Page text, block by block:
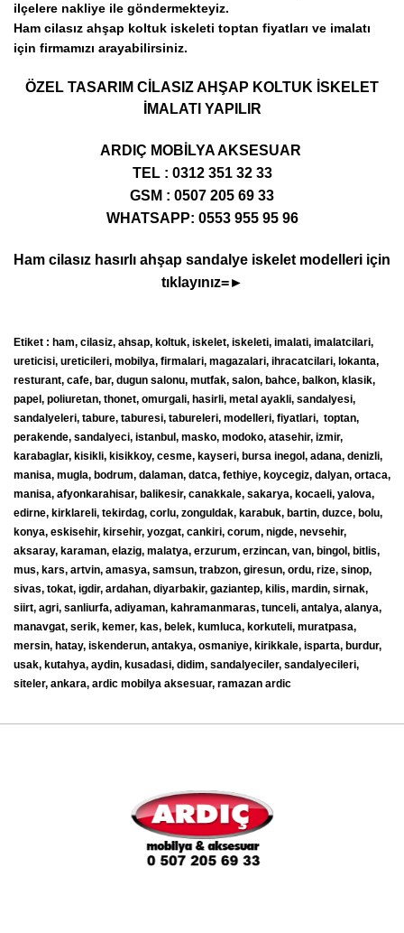
ilçelere nakliye ile göndermekteyiz.
Ham cilasız ahşap koltuk iskeleti toptan fiyatları ve imalatı
için firmamızı arayabilirsiniz.
ÖZEL TASARIM CİLASIZ AHŞAP KOLTUK İSKELET
İMALATI YAPILIR
ARDIÇ MOBİLYA AKSESUAR
TEL : 0312 351 32 33
GSM : 0507 205 69 33
WHATSAPP: 0553 955 95 96
Ham cilasız hasırlı ahşap sandalye iskelet modelleri için
tıklayınız=►
Etiket : ham, cilasiz, ahsap, koltuk, iskelet, iskeleti, imalati, imalatcilari,
ureticisi, ureticileri, mobilya, firmalari, magazalari, ihracatcilari, lokanta,
resturant, cafe, bar, dugun salonu, mutfak, salon, bahce, balkon, klasik,
papel, poliuretan, thonet, omurgali, hasirli, metal ayakli, sandalyesi,
sandalyeleri, tabure, taburesi, tabureleri, modelleri, fiyatlari, toptan,
perakende, sandalyeci, istanbul, masko, modoko, atasehir, izmir,
karabaglar, kisikli, kisikkoy, cesme, kayseri, bursa inegol, adana, denizli,
manisa, mugla, bodrum, dalaman, datca, fethiye, koycegiz, dalyan, ortaca,
manisa, afyonkarahisar, balikesir, canakkale, sakarya, kocaeli, yalova,
edirne, kirklareli, tekirdag, corlu, zonguldak, karabuk, bartin, duzce, bolu,
konya, eskisehir, kirsehir, yozgat, cankiri, corum, nigde, nevsehir,
aksaray, karaman, elazig, malatya, erzurum, erzincan, van, bingol, bitlis,
mus, kars, artvin, amasya, samsun, trabzon, giresun, ordu, rize, sinop,
sivas, tokat, igdir, ardahan, diyarbakir, gaziantep, kilis, mardin, sirnak,
siirt, agri, sanliurfa, adiyaman, kahramanmaras, tunceli, antalya, alanya,
manavgat, serik, kemer, kas, belek, kumluca, korkuteli, muratpasa,
mersin, hatay, iskenderun, antakya, osmaniye, kirikkale, isparta, burdur,
usak, kutahya, aydin, kusadasi, didim, sandalyeciler, sandalyecileri,
siteler, ankara, ardic mobilya aksesuar, ramazan ardic